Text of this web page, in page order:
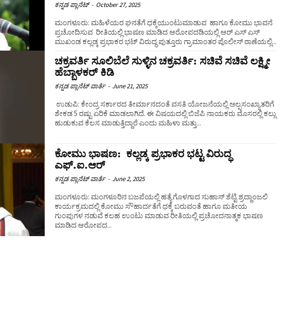
ಕನ್ನಡ ಪ್ಲಾನೆಟ್ - October 27, 2025
ಮಂಗಳೂರು: ಮಹಿಳೆಯರ ಘನತೆಗೆ ಧಕ್ಕೆಯುಂಟುಮಾಡುವ ಹಾಗೂ ಕೋಮು ಭಾವನೆ
ಪ್ರಚೋದಿಸುವ ರೀತಿಯಲ್ಲಿ ಭಾಷಣ ಮಾಡಿದ ಆರೋಪದಡಿಯಲ್ಲಿ ಆರ್‌ ಎಸ್‌ ಎಸ್‌
ಮುಖಂಡ ಕಲ್ಲಡ್ಕ ಪ್ರಭಾಕರ ಭಟ್ ವಿರುದ್ಧ ಪುತ್ತೂರು ಗ್ರಾಮಾಂತರ ಪೊಲೀಸ್‌ ಠಾಣೆಯಲ್ಲಿ...
ಚಕ್ರವರ್ತಿ ಸೂಲಿಬೆಲೆ ಸುಳ್ಳಿನ ಚಕ್ರವರ್ತಿ: ಸಚಿವೆ ಸಚಿವೆ ಲಕ್ಷ್ಮೀ
ಹೆಬ್ಬಾಳಕರ್ ಕಿಡಿ
ಕನ್ನಡ ಪ್ಲಾನೆಟ್ ವಾರ್ತೆ - June 21, 2025
ಉಡುಪಿ: ಕೇಂದ್ರ ಸರ್ಕಾರದ ತೀರ್ಮಾನದಂತೆ ವಸತಿ ಯೋಜನೆಯಲ್ಲಿ ಅಲ್ಪಸಂಖ್ಯಾತರಿಗೆ
ಶೇಕಡ 5 ರಷ್ಟು ಏರಿಕೆ ಮಾಡಲಾಗಿದೆ. ಈ ವಿಷಯದಲ್ಲಿ ಬಿಜೆಪಿ ನಾಯಕರು ಮೊಸರಲ್ಲಿ ಕಲ್ಲು
ಹುಡುಕುವ ಕೆಲಸ ಮಾಡುತ್ತಿದ್ದಾರೆ ಎಂದು ಮಹಿಳಾ ಮತ್ತು...
ಕೋಮು ಭಾಷಣ: ಕಲ್ಲಡ್ಕ ಪ್ರಭಾಕರ ಭಟ್ಟ ವಿರುದ್ಧ
ಎಫ್.ಐ.ಆರ್
ಕನ್ನಡ ಪ್ಲಾನೆಟ್ ವಾರ್ತೆ - June 2, 2025
ಮಂಗಳೂರು: ಮಂಗಳೂರಿನ ಬಜಪೆಯಲ್ಲಿ ಹತ್ಯೆಗೊಳಗಾದ ಸುಹಾಸ್ ಶೆಟ್ಟಿ ಶ್ರದ್ದಾಂಜಲಿ
ಕಾರ್ಯಕ್ರಮದಲ್ಲಿ ಕೋಮು ಸೌಹಾರ್ದತೆಗೆ ಧಕ್ಕೆ ಬರುವಂತೆ ಹಾಗೂ ಮತೀಯ
ಗುಂಪುಗಳ ನಡುವೆ ಕಲಹ ಉಂಟು ಮಾಡುವ ರೀತಿಯಲ್ಲಿ ಪ್ರಚೋದನಾತ್ಮಕ ಭಾಷಣ
ಮಾಡಿದ ಆರೋಪದ...